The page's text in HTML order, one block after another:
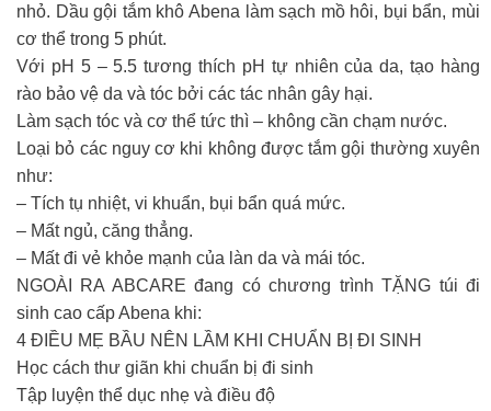
nhỏ. Dầu gội tắm khô Abena làm sạch mồ hôi, bụi bẩn, mùi
cơ thể trong 5 phút.
Với pH 5 – 5.5 tương thích pH tự nhiên của da, tạo hàng
rào bảo vệ da và tóc bởi các tác nhân gây hại.
Làm sạch tóc và cơ thể tức thì – không cần chạm nước.
Loại bỏ các nguy cơ khi không được tắm gội thường xuyên
như:
– Tích tụ nhiệt, vi khuẩn, bụi bẩn quá mức.
– Mất ngủ, căng thẳng.
– Mất đi vẻ khỏe mạnh của làn da và mái tóc.
NGOÀI RA ABCARE đang có chương trình TẶNG túi đi
sinh cao cấp Abena khi:
4 ĐIỀU MẸ BẦU NÊN LẦM KHI CHUẨN BỊ ĐI SINH
Học cách thư giãn khi chuẩn bị đi sinh
Tập luyện thể dục nhẹ và điều độ